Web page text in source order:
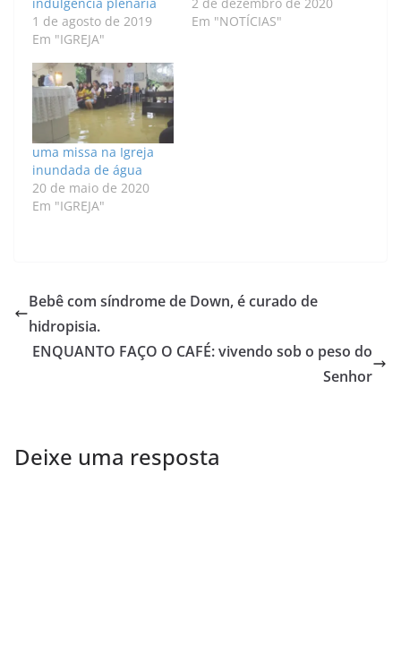
1 de agosto de 2019
Em "IGREJA"
Em "NOTÍCIAS"
uma missa na Igreja
inundada de água
20 de maio de 2020
Em "IGREJA"
Bebê com síndrome de Down, é curado de
hidropisia.
ENQUANTO FAÇO O CAFÉ: vivendo sob o peso do
Senhor
Deixe uma resposta